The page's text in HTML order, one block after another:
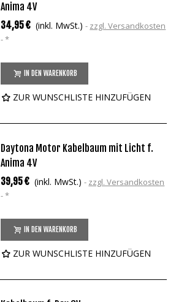
Anima 4V
34,95 € (inkl. MwSt.)
zzgl. Versandkosten
*
IN DEN WARENKORB
ZUR WUNSCHLISTE HINZUFÜGEN
Daytona Motor Kabelbaum mit Licht f.
Anima 4V
39,95 € (inkl. MwSt.)
zzgl. Versandkosten
*
IN DEN WARENKORB
ZUR WUNSCHLISTE HINZUFÜGEN